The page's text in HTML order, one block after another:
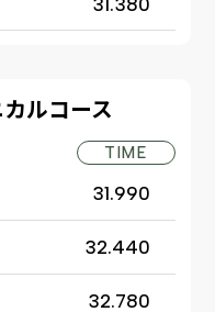
ルコース
TIME
31.990
32.440
32.780